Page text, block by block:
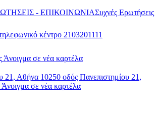
- ΕΠΙΚΟΙΝΩΝΙΑΣυχνές Ερωτήσεις
κέντρο 2103201111
Άνοιγμα σε νέα καρτέλα
21, Αθήνα 10250 οδός Πανεπιστημίου 21,
Άνοιγμα σε νέα καρτέλα